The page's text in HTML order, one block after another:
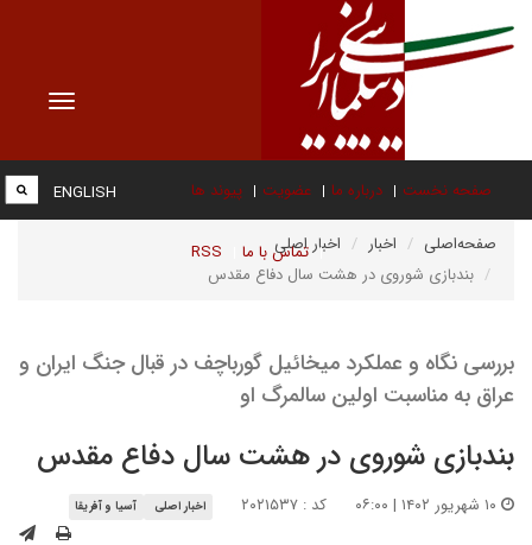
Toggle
صفحه نخست درباره ما عضویت پیوند ها
تماس با ما RSS
ENGLISH
صفحه‌اصلی اخبار
اخبار اصلی
بندبازی شوروی در هشت سال دفاع مقدس
بررسی نگاه و عملکرد میخائیل گورباچف در قبال جنگ ایران و
عراق به مناسبت اولین سالمرگ او
بندبازی شوروی در هشت سال دفاع مقدس
کد : ۲۰۲۱۵۳۷ اخبار اصلی آسیا و آفریقا